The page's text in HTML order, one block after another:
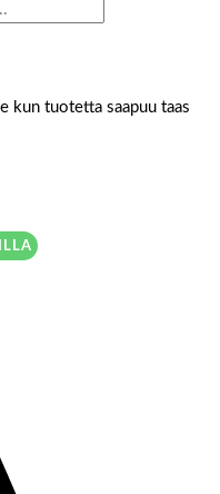
kun tuotetta saapuu taas